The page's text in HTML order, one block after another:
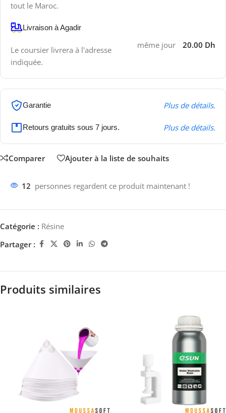
tout le Maroc.
Livraison à Agadir
Le coursier livrera à l'adresse
indiquée.
même jour 20.00 Dh
Garantie Plus de détails.
Retours gratuits sous 7 jours. Plus de détails.
Comparer Ajouter à la liste de souhaits
12 personnes regardent ce produit maintenant !
Catégorie : Résine
Partager :
Produits similaires